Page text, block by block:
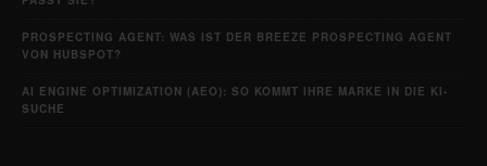
PROSPECTING AGENT: WAS IST DER BREEZE PROSPECTING AGENT
VON HUBSPOT?
AI ENGINE OPTIMIZATION (AEO): SO KOMMT IHRE MARKE IN DIE KI-
SUCHE